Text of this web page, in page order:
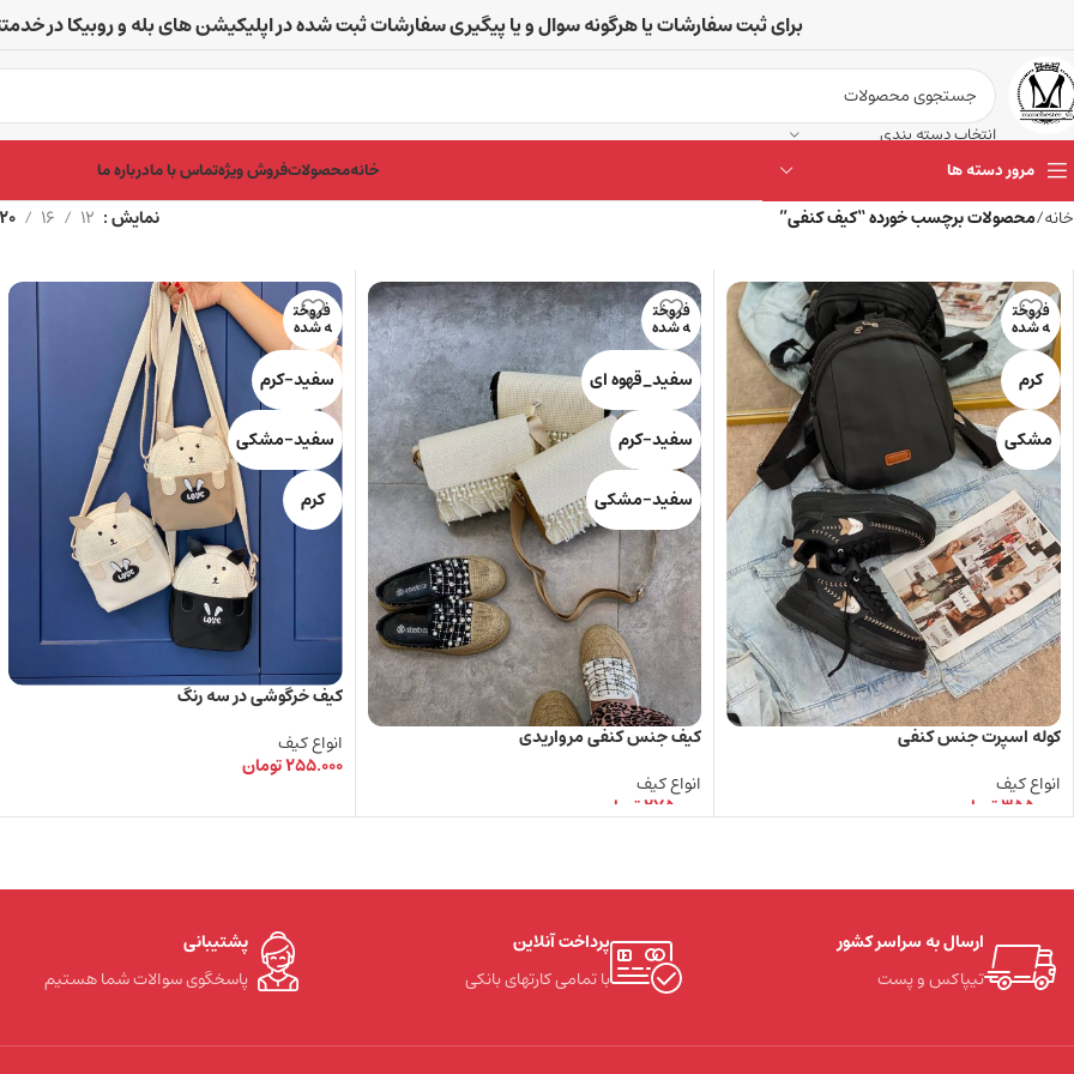
برای ثبت سفارشات یا هرگونه سوال و یا پیگیری سفارشات ثبت شده در اپلیکیشن های بله و روبیکا در
انتخاب دسته بندی
مرور دسته ها خانهمحصولاتفروش ویژهتماس با مادرباره ما
خانه محصولات برچسب خورده “کیف کنفی” نمایش 12
16
20
فروخت
ه شده
کرم
مشکی
کوله اسپرت جنس کنفی
انواع کیف
355.000تومان
فروخت
ه شده
سفید_قهوه ای
سفید-کرم
سفید-مشکی
کیف جنس کنفی مرواریدی
انواع کیف
275.000تومان
فروخت
ه شده
سفید-کرم
سفید-مشکی
کرم
کیف خرگوشی در سه رنگ
انواع کیف
255.000تومان
ارسال به سراسر کشور
تیپاکس و پست
پرداخت آنلاین
با تمامی کارتهای بانکی
پشتیبانی
پاسخگوی سوالات شما هستیم